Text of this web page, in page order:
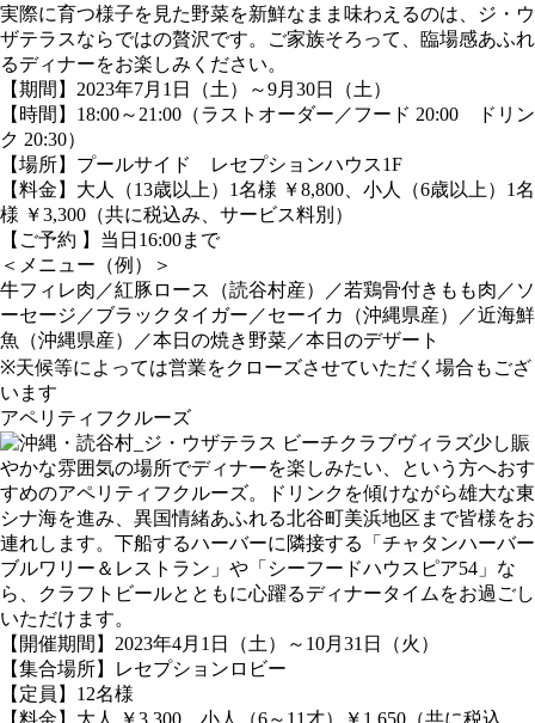
実際に育つ様子を見た野菜を新鮮なまま味わえるのは、ジ・ウ
ザテラスならではの贅沢です。ご家族そろって、臨場感あふれ
るディナーをお楽しみください。
【期間】2023年7月1日（土）～9月30日（土）
【時間】18:00～21:00（ラストオーダー／フード 20:00 ドリン
ク 20:30）
【場所】プールサイド レセプションハウス1F
【料金】大人（13歳以上）1名様 ￥8,800、小人（6歳以上）1名
様 ￥3,300（共に税込み、サービス料別）
【ご予約 】当日16:00まで
＜メニュー（例）＞
牛フィレ肉／紅豚ロース（読谷村産）／若鶏骨付きもも肉／ソ
ーセージ／ブラックタイガー／セーイカ（沖縄県産）／近海鮮
魚（沖縄県産）／本日の焼き野菜／本日のデザート
※天候等によっては営業をクローズさせていただく場合もござ
います
アペリティフクルーズ
少し賑
やかな雰囲気の場所でディナーを楽しみたい、という方へおす
すめのアペリティフクルーズ。ドリンクを傾けながら雄大な東
シナ海を進み、異国情緒あふれる北谷町美浜地区まで皆様をお
連れします。下船するハーバーに隣接する「チャタンハーバー
ブルワリー＆レストラン」や「シーフードハウスピア54」な
ら、クラフトビールとともに心躍るディナータイムをお過ごし
いただけます。
【開催期間】2023年4月1日（土）～10月31日（火）
【集合場所】レセプションロビー
【定員】12名様
【料金】大人 ￥3,300、小人（6～11才）￥1,650（共に税込